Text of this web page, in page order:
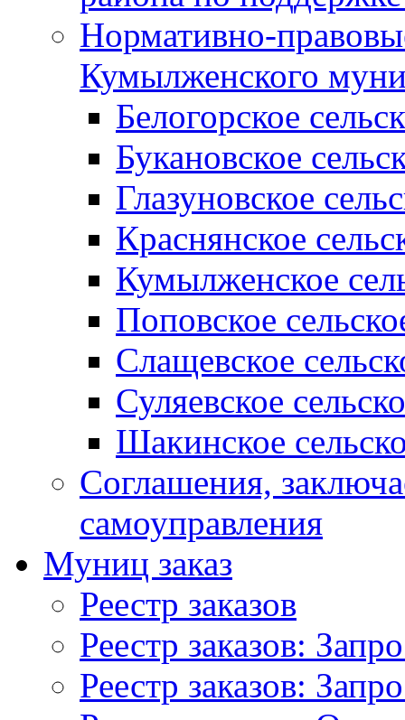
Нормативно-
Кумылженского
Белогорское
Букановское
Глазуновское
Краснянское
Кумылженское
Поповское
Слащевское
Суляевское
Шакинское
Соглашения,
самоуправления
Муниц заказ
Реестр заказов
Реестр заказов:
Реестр заказов: